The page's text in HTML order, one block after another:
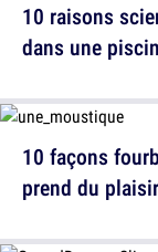
10 façons
prend du plaisir
10 raisons
dans une